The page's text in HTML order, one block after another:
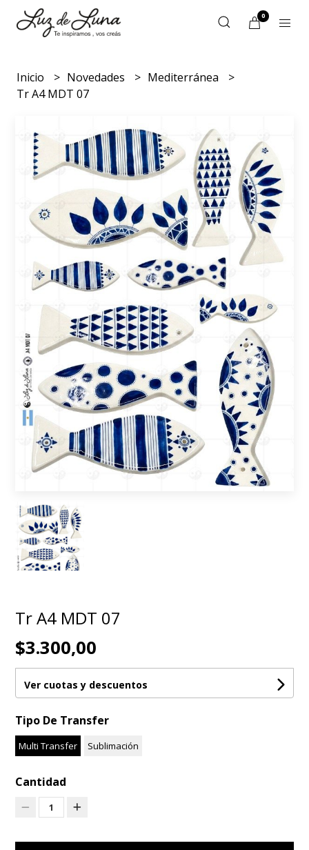
0
Inicio Novedades
Mediterránea
Tr A4 MDT 07
Tr A4 MDT 07
$3.300,00
Ver cuotas y descuentos
Tipo De Transfer
Multi Transfer Sublimación
Cantidad
1